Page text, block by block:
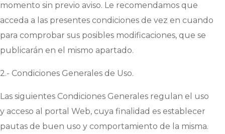
momento sin previo aviso. Le recomendamos que
acceda a las presentes condiciones de vez en cuando
para comprobar sus posibles modificaciones, que se
publicarán en el mismo apartado.
2.- Condiciones Generales de Uso.
Las siguientes Condiciones Generales regulan el uso
y acceso al portal Web, cuya finalidad es establecer
pautas de buen uso y comportamiento de la misma.